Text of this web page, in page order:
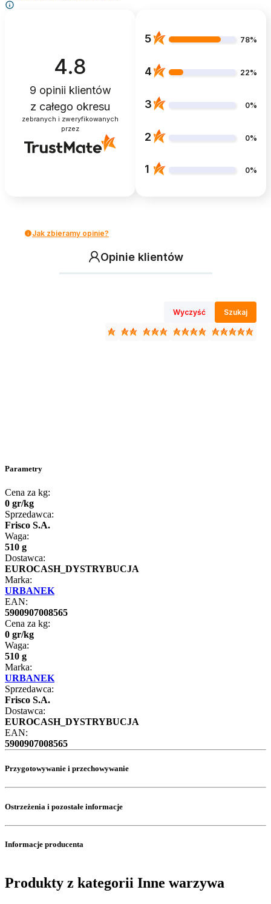
4.8
9 opinii klientów
z całego okresu
zebranych i zweryfikowanych
przez
5 78%
4 22%
3 0%
2 0%
1 0%
Jak zbieramy opinie?
Opinie klientów
Wyczyść Szukaj
Parametry
Cena za kg:
0 gr/kg
Sprzedawca:
Frisco S.A.
Waga:
510 g
Dostawca:
EUROCASH_DYSTRYBUCJA
Marka:
URBANEK
EAN:
5900907008565
Cena za kg:
0 gr/kg
Waga:
510 g
Marka:
URBANEK
Sprzedawca:
Frisco S.A.
Dostawca:
EUROCASH_DYSTRYBUCJA
EAN:
5900907008565
Przygotowywanie i przechowywanie
Ostrzeżenia i pozostałe informacje
Informacje producenta
Produkty z kategorii Inne warzywa